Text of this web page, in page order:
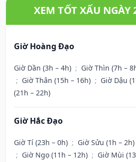
XEM TỐT XẤU NGÀY
Giờ Hoàng Đạo
Giờ Dần (3h – 4h) ; Giờ Thìn (7h –
; Giờ Thân (15h – 16h) ; Giờ Dậu
(21h – 22h)
Giờ Hắc Đạo
Giờ Tí (23h – 0h) ; Giờ Sửu (1h – 2h)
; Giờ Ngọ (11h – 12h) ; Giờ Mùi